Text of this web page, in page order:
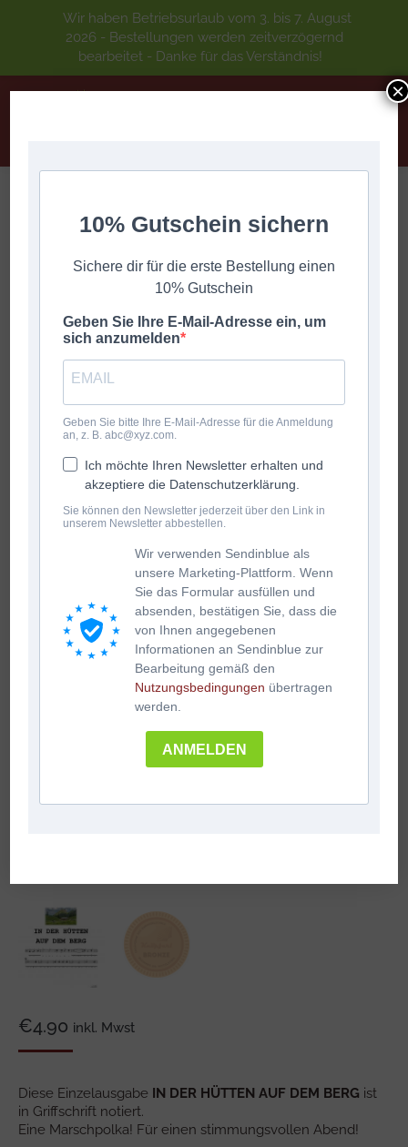
IN DER HÜTTEN AUF DEM BERG
Sie befinden sich hier:
IN DER HÜTTEN AUF DEM BERG
€4.90 inkl. Mwst
Diese Einzelausgabe IN DER HÜTTEN AUF DEM BERG ist
in Griffschrift notiert.
Eine Marschpolka! Für einen stimmungsvollen Abend!
Wir haben Betriebsurlaub vom 3. bis 7. August
2026 - Bestellungen werden zeitverzögernd
bearbeitet - Danke für das Verständnis!
10% Gutschein sichern
Sichere dir für die erste Bestellung einen
10% Gutschein
Geben Sie Ihre E-Mail-Adresse ein, um
sich anzumelden
Geben Sie bitte Ihre E-Mail-Adresse für die Anmeldung
an, z. B. abc@xyz.com.
Ich möchte Ihren Newsletter erhalten und
akzeptiere die Datenschutzerklärung.
Sie können den Newsletter jederzeit über den Link in
unserem Newsletter abbestellen.
Wir verwenden Sendinblue als
unsere Marketing-Plattform. Wenn
Sie das Formular ausfüllen und
absenden, bestätigen Sie, dass die
von Ihnen angegebenen
Informationen an Sendinblue zur
Bearbeitung gemäß den
Nutzungsbedingungen übertragen
werden.
ANMELDEN
×